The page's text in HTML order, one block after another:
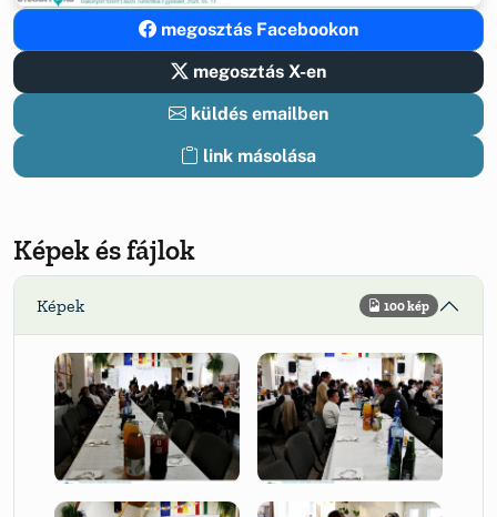
megosztás Facebookon
megosztás X-en
küldés emailben
link másolása
Képek és fájlok
Képek 100 kép